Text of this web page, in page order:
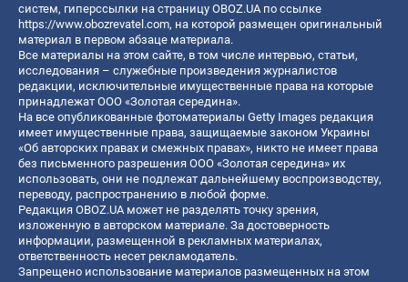
систем, гиперссылки на страницу OBOZ.UA по ссылке
https://www.obozrevatel.com, на которой размещен оригинальный
материал в первом абзаце материала.
Все материалы на этом сайте, в том числе интервью, статьи,
исследования – служебные произведения журналистов
редакции, исключительные имущественные права на которые
принадлежат ООО «Золотая середина».
На все опубликованные фотоматериалы Getty Images редакция
имеет имущественные права, защищаемые законом Украины
«Об авторских правах и смежных правах», никто не имеет права
без письменного разрешения ООО «Золотая середина» их
использовать, они не подлежат дальнейшему воспроизводству,
переводу, распространению в любой форме.
Редакция OBOZ.UA может не разделять точку зрения,
изложенную в авторском материале. За достоверность
информации, размещенной в рекламных материалах,
ответственность несет рекламодатель.
Запрещено использование материалов размещенных на этом